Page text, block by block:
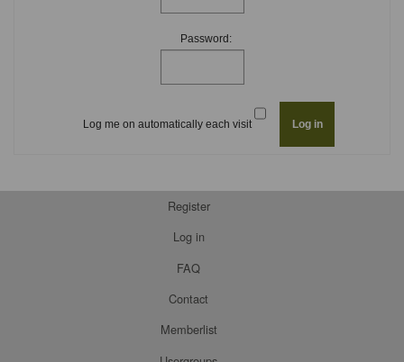
Password:
Log me on automatically each visit
Register
Log in
FAQ
Contact
Memberlist